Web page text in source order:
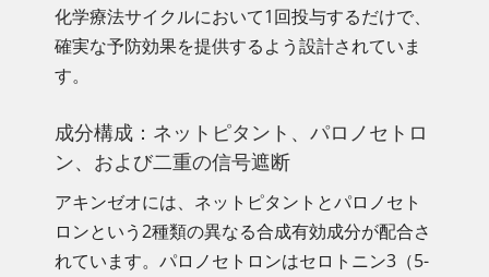
化学療法サイクルにおいて1回投与するだけで、
確実な予防効果を提供するよう設計されていま
す。
成分構成：ネットピタント、パロノセトロ
ン、および二重の信号遮断
アキンゼオには、ネットピタントとパロノセト
ロンという2種類の異なる合成有効成分が配合さ
れています。パロノセトロンはセロトニン3（5-